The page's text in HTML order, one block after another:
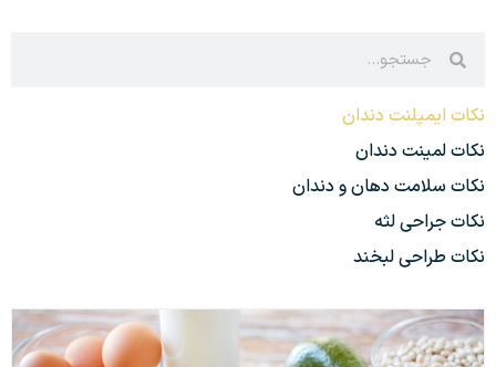
نکات ایمپلنت دندان
نکات لمینت دندان
نکات سلامت دهان و دندان
نکات جراحی لثه
نکات طراحی لبخند